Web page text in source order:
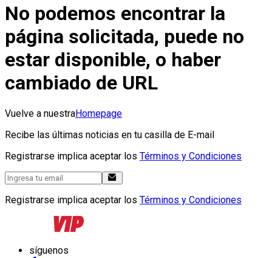
No podemos encontrar la
página solicitada, puede no
estar disponible, o haber
cambiado de URL
Vuelve a nuestraHomepage
Recibe las últimas noticias en tu casilla de E-mail
Registrarse implica aceptar los Términos y Condiciones
Registrarse implica aceptar los Términos y Condiciones
síguenos